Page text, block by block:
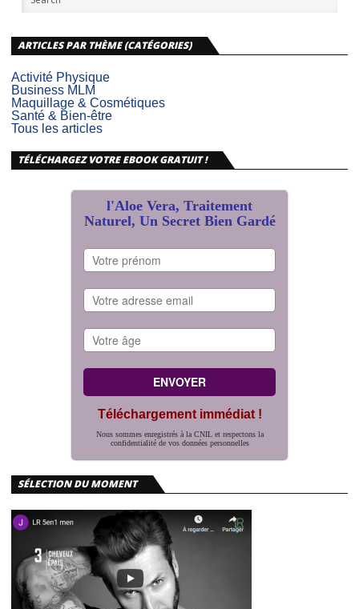
ARTICLES PAR THÈME (CATÉGORIES)
Activité Physique
Business MLM
Maquillage & Cosmétiques
Santé & Bien-être
Tous les articles
TÉLÉCHARGEZ VOTRE EBOOK GRATUIT !
l'Aloe Vera, Traitement
Naturel, Un Secret Bien Gardé
Téléchargement immédiat !
Nous sommes enregistrés à la CNIL et respectons la
confidentialité de vos données personnelles
SÉLECTION DU MOMENT